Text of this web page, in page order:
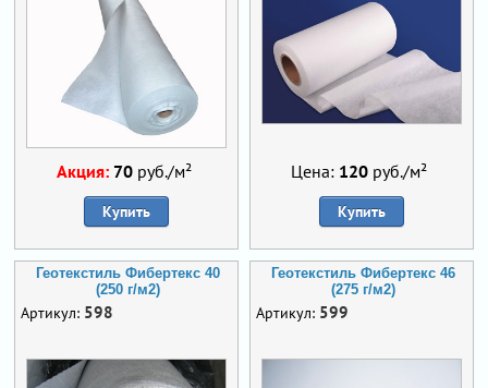
Акция: 70руб./м²
Купить
Цена: 120 руб./м²
Купить
Геотекстиль Фибертекс 40
(250 г/м2)
Артикул: 598
Геотекстиль Фибертекс 46
(275 г/м2)
Артикул: 599